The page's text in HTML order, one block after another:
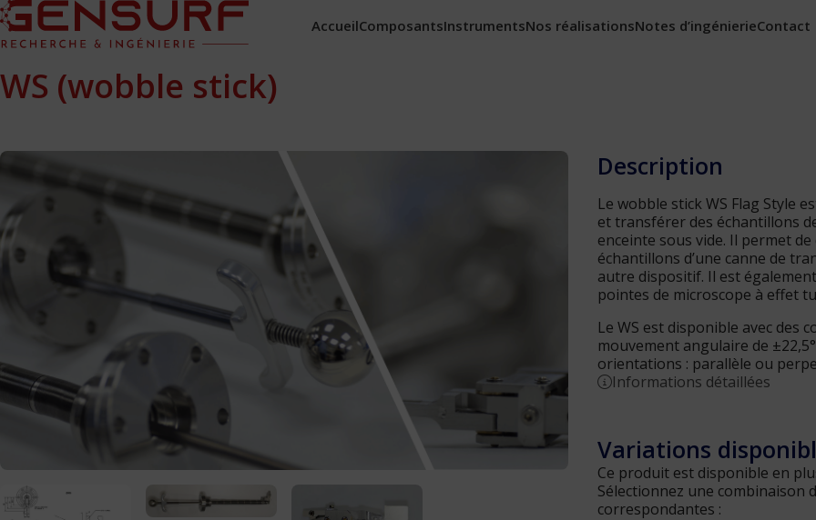
AccueilComposantsInstrumentsNos réalisationsNotes d’ingénierieContact
WS (wobble stick)
Description
Le wobble stick WS Flag Style
et transférer des échantillons
enceinte sous vide. Il permet
échantillons d’une canne de
autre dispositif. Il est
pointes de microscope à effet
Le WS est disponible avec des
mouvement angulaire de
orientations : parallèle ou
Informations détaillées
Variations
Ce produit est disponible en
Sélectionnez une
correspondantes :